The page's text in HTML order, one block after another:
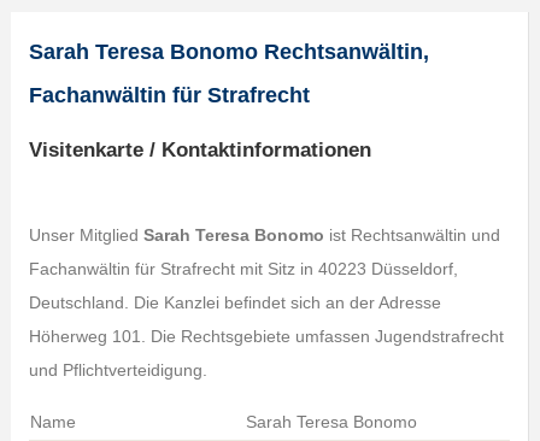
Sarah Teresa Bonomo Rechtsanwältin,
Fachanwältin für Strafrecht
Visitenkarte / Kontaktinformationen
Unser Mitglied Sarah Teresa Bonomo ist Rechtsanwältin und
Fachanwältin für Strafrecht mit Sitz in 40223 Düsseldorf,
Deutschland. Die Kanzlei befindet sich an der Adresse
Höherweg 101. Die Rechtsgebiete umfassen Jugendstrafrecht
und Pflichtverteidigung.
Name
Sarah Teresa Bonomo